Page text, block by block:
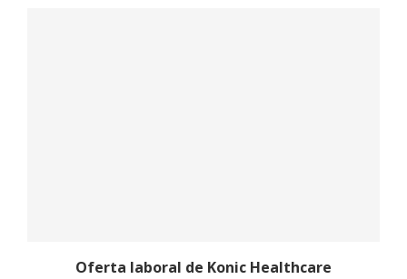
Oferta laboral de Konic Healthcare